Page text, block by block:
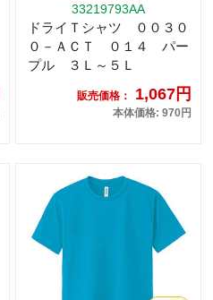
33219793AA
ドライＴシャツ ００３０
０－ＡＣＴ ０１４ パー
プル ３Ｌ～５Ｌ
販売価格： 1,067円
本体価格: 970円